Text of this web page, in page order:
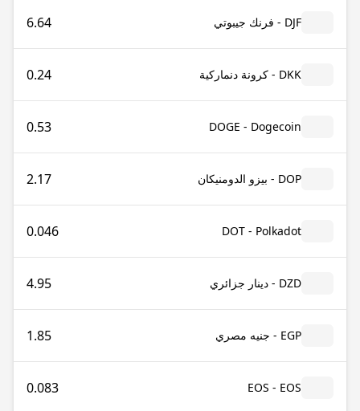
DJF - فرنك جيبوتي 6.64
DKK - كرونة دنماركية 0.24
DOGE - Dogecoin
0.53
DOP - بيزو الدومنيكان 2.17
DOT - Polkadot
0.046
DZD - دينار جزائري 4.95
EGP - جنيه مصري 1.85
EOS - EOS
0.083